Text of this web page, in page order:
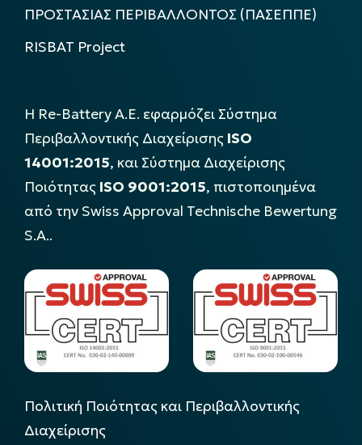
ΠΡΟΣΤΑΣΙΑΣ ΠΕΡΙΒΑΛΛΟΝΤΟΣ (ΠΑΣΕΠΠΕ)
RISBAT Project
Η Re-Battery Α.Ε. εφαρμόζει Σύστημα
Περιβαλλοντικής Διαχείρισης ISO
14001:2015, και Σύστημα Διαχείρισης
Ποιότητας ISO 9001:2015, πιστοποιημένα
από την Swiss Approval Technische Bewertung
S.A..
Πολιτική Ποιότητας και Περιβαλλοντικής
Διαχείρισης